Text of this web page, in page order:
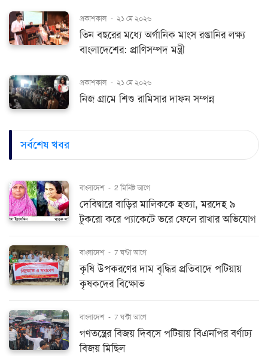
প্রকাশকাল - ২১ মে ২০২৬
তিন বছরের মধ্যে অর্গানিক মাংস রপ্তানির লক্ষ্য
বাংলাদেশের: প্রাণিসম্পদ মন্ত্রী
প্রকাশকাল - ২১ মে ২০২৬
নিজ গ্রামে শিশু রামিসার দাফন সম্পন্ন
সর্বশেষ খবর
বাংলাদেশ - 2 মিনিট আগে
দেবিদ্বারে বাড়ির মালিককে হত্যা, মরদেহ ৯
টুকরো করে প্যাকেটে ভরে ফেলে রাখার অভিযোগ
বাংলাদেশ - 7 ঘন্টা আগে
কৃষি উপকরণের দাম বৃদ্ধির প্রতিবাদে পটিয়ায়
কৃষকদের বিক্ষোভ
বাংলাদেশ - 7 ঘন্টা আগে
গণতন্ত্রের বিজয় দিবসে পটিয়ায় বিএনপির বর্ণাঢ্য
বিজয় মিছিল